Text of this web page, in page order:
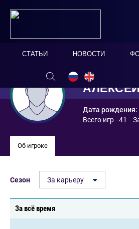
СТАТЬИ НОВОСТИ
Дата рождения:
Всего игр - 41
Об игроке
Сезон За карьеру
За всё время